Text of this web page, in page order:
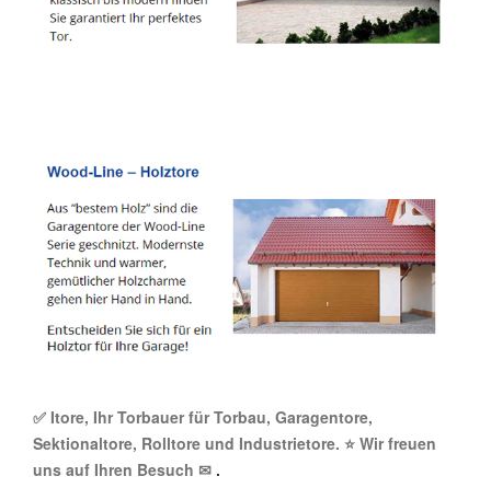
✅ Itore, Ihr Torbauer für Torbau, Garagentore,
Sektionaltore, Rolltore und Industrietore. ⭐ Wir freuen
uns auf Ihren Besuch ✉ .